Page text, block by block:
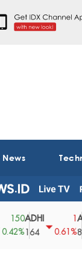
ADHI
164
0.61%
ADMF
8225